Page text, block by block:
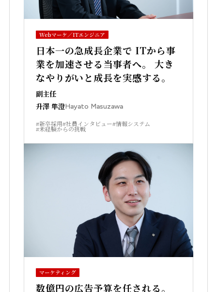
Webマーケ／ITエンジニア
日本一の急成長企業で ITから事
業を加速させる当事者へ。 大き
なやりがいと成長を実感する。
副主任
升澤 隼澄Hayato Masuzawa
#新卒採用#社員インタビュー#情報システム
#未経験からの挑戦
マーケティング
数億円の広告予算を任される。